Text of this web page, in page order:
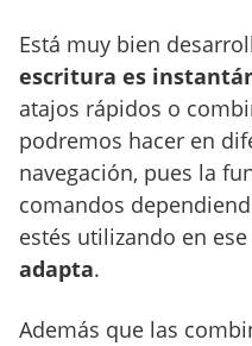
Está muy bien
escritura es
atajos rápidos o
podremos hacer en
navegación, pues la
comandos
estés utilizando en
adapta.
Además que las